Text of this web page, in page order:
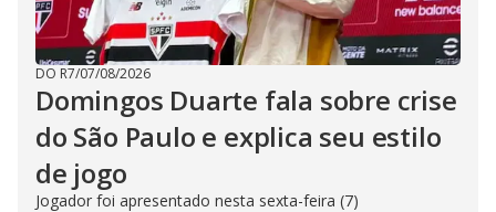
DO R7/07/08/2026
Domingos Duarte fala sobre crise
do São Paulo e explica seu estilo
de jogo
Jogador foi apresentado nesta sexta-feira (7)